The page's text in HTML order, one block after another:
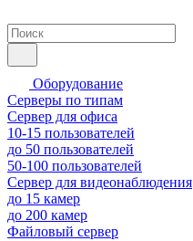
Оборудование
Серверы по типам
Сервер для офиса
10-15 пользователей
до 50 пользователей
50-100 пользователей
Сервер для видеонаблюдения
до 15 камер
до 200 камер
Файловый сервер